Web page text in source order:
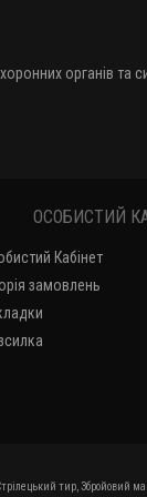
органів та
ОСОБИСТИЙ
Кабінет
замовлень
тир, Збройовий